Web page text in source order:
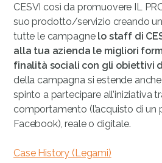
CESVI così da promuovere IL
suo prodotto/servizio creando
tutte le campagnelo staff di
alla tua azienda le migliori
finalità sociali con gli obiettivi
della campagna si estende
spinto a partecipare all’iniziativa
comportamento (l’acquisto di un
Facebook), reale o digitale.
Case History (Legami)